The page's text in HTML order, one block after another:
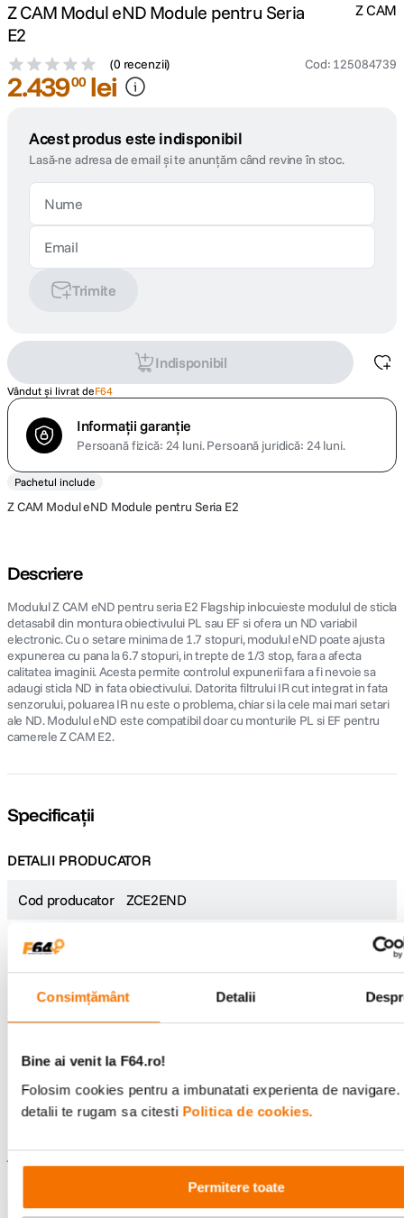
Consimțământ Detalii
Bine ai venit la F64.ro!
Folosim cookies pentru a imbunatati experienta de navigare.
detalii te rugam sa citesti Politica de cookies.
Permitere toate
Z CAM Modul eND Module pentru Seria
E2
(0 recenzii) Cod: 125084739
Z CAM
2.43900 lei
Acest produs este indisponibil
Lasă-ne adresa de email și te anunțăm când revine în stoc.
Trimite
Indisponibil
Vândut și livrat deF64
Informații garanție
Persoană fizică: 24 luni.Persoană juridică: 24 luni.
Pachetul include
Z CAM Modul eND Module pentru Seria E2
Descriere
Modulul Z CAM eND pentru seria E2 Flagship inlocuieste modulul de sticla
detasabil din montura obiectivului PL sau EF si ofera un ND variabil
electronic. Cu o setare minima de 1.7 stopuri, modulul eND poate ajusta
expunerea cu pana la 6.7 stopuri, in trepte de 1/3 stop, fara a afecta
calitatea imaginii. Acesta permite controlul expunerii fara a fi nevoie sa
adaugi sticla ND in fata obiectivului. Datorita filtrului IR cut integrat in fata
senzorului, poluarea IR nu este o problema, chiar si la cele mai mari setari
ale ND. Modulul eND este compatibil doar cu monturile PL si EF pentru
camerele Z CAM E2.
Specificații
DETALII PRODUCATOR
Cod producator ZCE2END
Recenzii
Scrie prima recenzie
Întrebări și răspunsuri